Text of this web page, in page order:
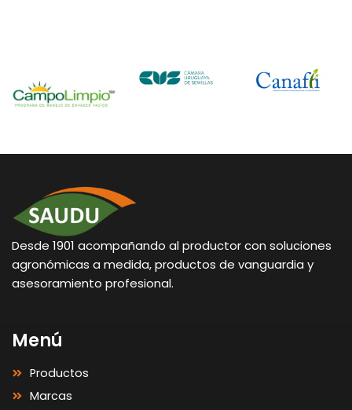
Desde 1901 acompañando al productor con soluciones
agronómicas a medida, productos de vanguardia y
asesoramiento profesional.
Menú
Productos
Marcas